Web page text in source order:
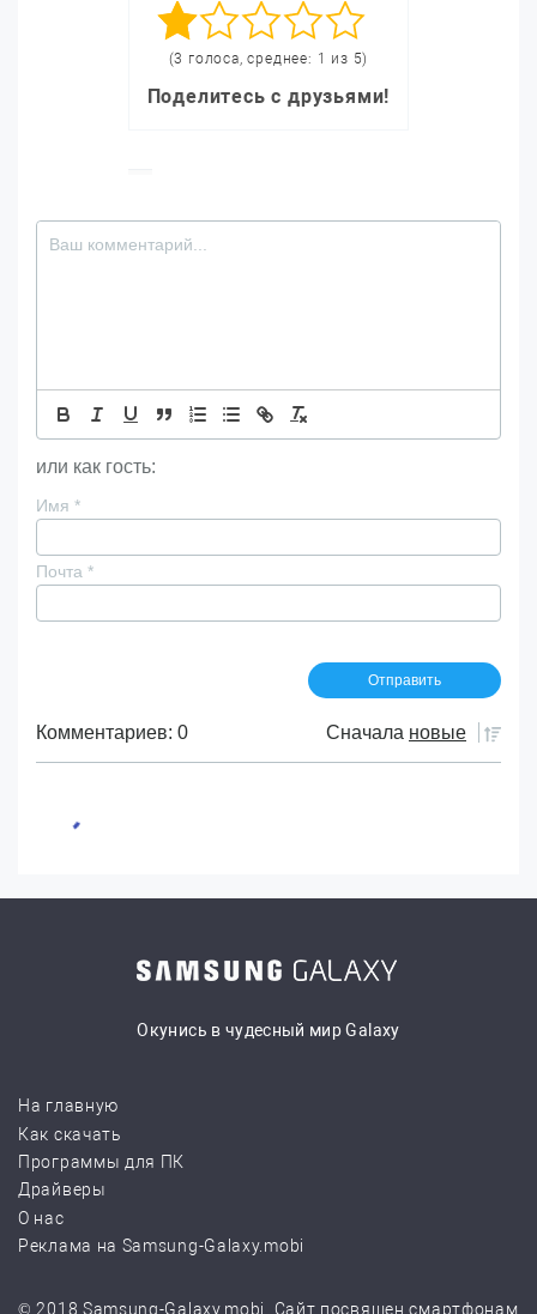
(3 голоса, среднее: 1 из 5)
Поделитесь с друзьями!
или как гость:
Имя *
Почта *
Комментариев: 0 Сначала новые
Окунись в чудесный мир Galaxy
На главную
Как скачать
Программы для ПК
Драйверы
О нас
Реклама на Samsung-Galaxy.mobi
© 2018 Samsung-Galaxy.mobi. Сайт посвящен смартфонам